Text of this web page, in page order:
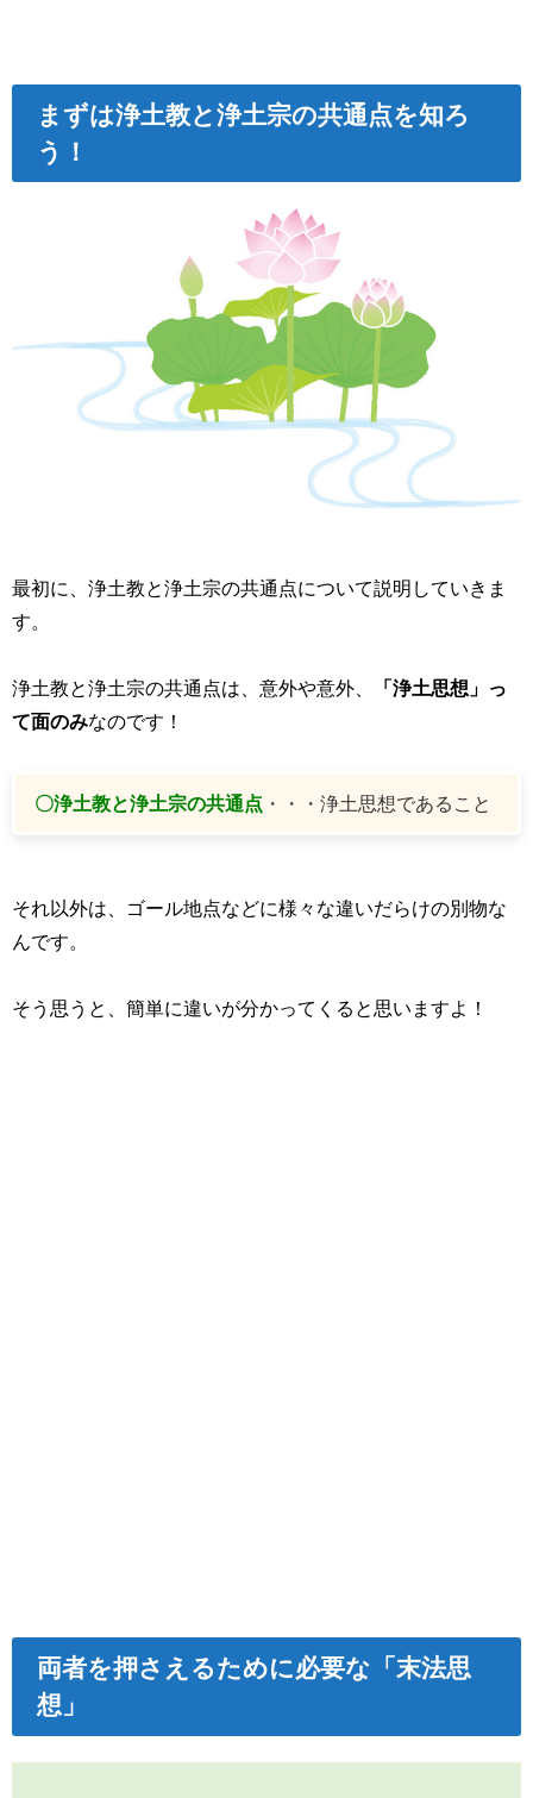
まずは浄土教と浄土宗の共通点を知ろ
う！
最初に、浄土教と浄土宗の共通点について説明していきま
す。
浄土教と浄土宗の共通点は、意外や意外、
「浄土思想」っ
て面のみなのです！
〇浄土教と浄土宗の共通点 ・・・浄土思想であること
それ以外は、ゴール地点などに様々な違いだらけの別物な
んです。
そう思うと、簡単に違いが分かってくると思いますよ！
両者を押さえるために必要な「末法思
想」